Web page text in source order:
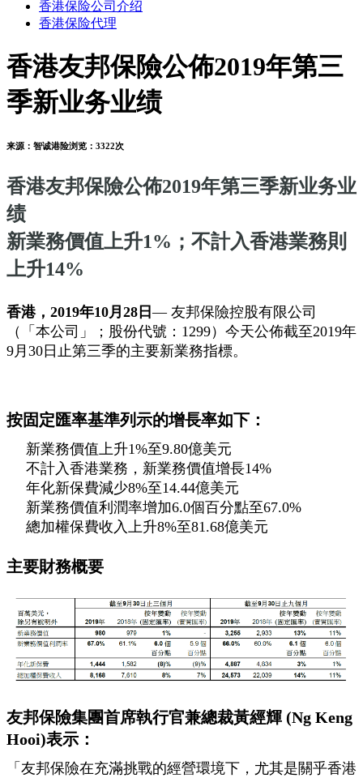
香港保险公司介绍
香港保险代理
香港友邦保險公佈2019年第三
季新业务业绩
来源： 智诚港险浏览： 3322次
香港友邦保險公佈2019年第三季新业务业
绩
新業務價值上升1%；不計入香港業務則
上升14%
香港，2019年10月28日― 友邦保險控股有限公司
（「本公司」；股份代號：1299）今天公佈截至2019年
9月30日止第三季的主要新業務指標。
按固定匯率基準列示的增長率如下：
新業務價值上升1%至9.80億美元
不計入香港業務，新業務價值增長14%
年化新保費減少8%至14.44億美元
新業務價值利潤率增加6.0個百分點至67.0%
總加權保費收入上升8%至81.68億美元
主要財務概要
友邦保險集團首席執行官兼總裁黃經輝 (Ng Keng
Hooi)表示：
「友邦保險在充滿挑戰的經營環境下，尤其是關乎香港